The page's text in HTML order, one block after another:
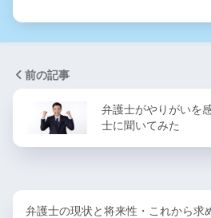
前の記事
弁護士がやりがいを
士に聞いてみた
弁護士の現状と将来性・これから求